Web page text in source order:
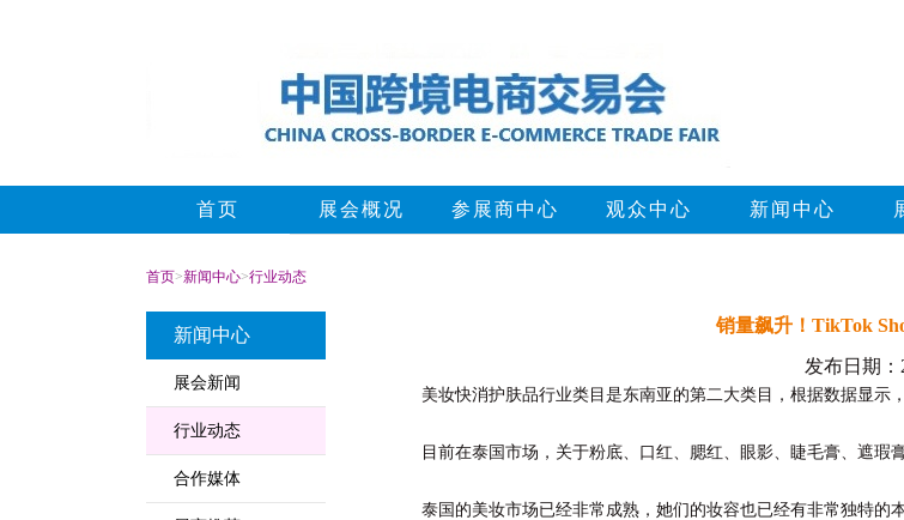
首页 展会概况 参展商中心 观众中心 新闻中心
首页>新闻中心>行业动态
新闻中心
展会新闻
行业动态
合作媒体
销量飙升！TikTok
发布日期：
美妆快消护肤品行业类目是东南亚的第二大类目，根据数据显示
目前在泰国市场，关于粉底、口红、腮红、眼影、睫毛膏、遮瑕
泰国的美妆市场已经非常成熟，她们的妆容也已经有非常独特